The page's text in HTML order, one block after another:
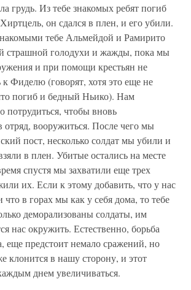
грудь. Из тебе знакомых ребят погиб
он сдался в плен, и его убили.
тебе Альмейдой и Рамирито
страшной голодухи и жажды, пока мы
и при помощи крестьян не
Фиделю (говорят, хотя это еще не
погиб и бедный Ньико). Нам
потрудиться, чтобы вновь
отряд, вооружиться. После чего мы
пост, несколько солдат мы убили и
в плен. Убитые остались на месте
спустя мы захватили еще трех
их. Если к этому добавить, что у нас
в горах мы как у себя дома, то тебе
деморализованы солдаты, им
нас окружить. Естественно, борьба
еще предстоит немало сражений, но
клонится в нашу сторону, и этот
днем увеличиваться.